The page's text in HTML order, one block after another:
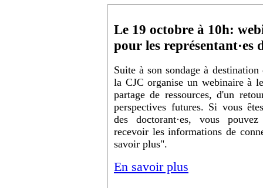
Le 19 octobre à 10h:
pour les représentant·es
Suite à son sondage à destination
la CJC organise un webinaire à
partage de ressources, d'un
perspectives futures. Si vous
des doctorant·es, vous
recevoir les informations de
savoir plus".
En savoir plus